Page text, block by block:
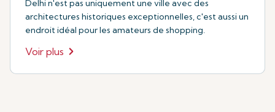
Delhi n'est pas uniquement une ville avec des
architectures historiques exceptionnelles, c'est aussi un
endroit idéal pour les amateurs de shopping.
Voir plus